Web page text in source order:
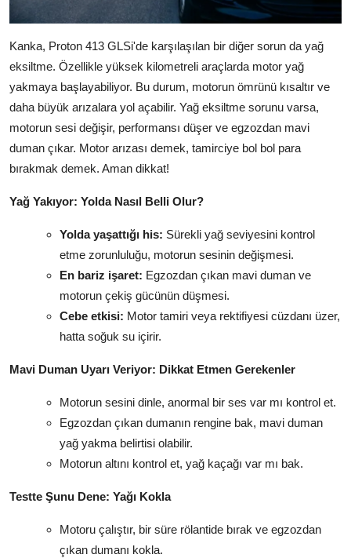
Kanka, Proton 413 GLSi'de karşılaşılan bir diğer sorun da yağ
eksiltme. Özellikle yüksek kilometreli araçlarda motor yağ
yakmaya başlayabiliyor. Bu durum, motorun ömrünü kısaltır ve
daha büyük arızalara yol açabilir. Yağ eksiltme sorunu varsa,
motorun sesi değişir, performansı düşer ve egzozdan mavi
duman çıkar. Motor arızası demek, tamirciye bol bol para
bırakmak demek. Aman dikkat!
Yağ Yakıyor: Yolda Nasıl Belli Olur?
Yolda yaşattığı his: Sürekli yağ seviyesini kontrol
etme zorunluluğu, motorun sesinin değişmesi.
En bariz işaret: Egzozdan çıkan mavi duman ve
motorun çekiş gücünün düşmesi.
Cebe etkisi: Motor tamiri veya rektifiyesi cüzdanı üzer,
hatta soğuk su içirir.
Mavi Duman Uyarı Veriyor: Dikkat Etmen Gerekenler
Motorun sesini dinle, anormal bir ses var mı kontrol et.
Egzozdan çıkan dumanın rengine bak, mavi duman
yağ yakma belirtisi olabilir.
Motorun altını kontrol et, yağ kaçağı var mı bak.
Testte Şunu Dene: Yağı Kokla
Motoru çalıştır, bir süre rölantide bırak ve egzozdan
çıkan dumanı kokla.